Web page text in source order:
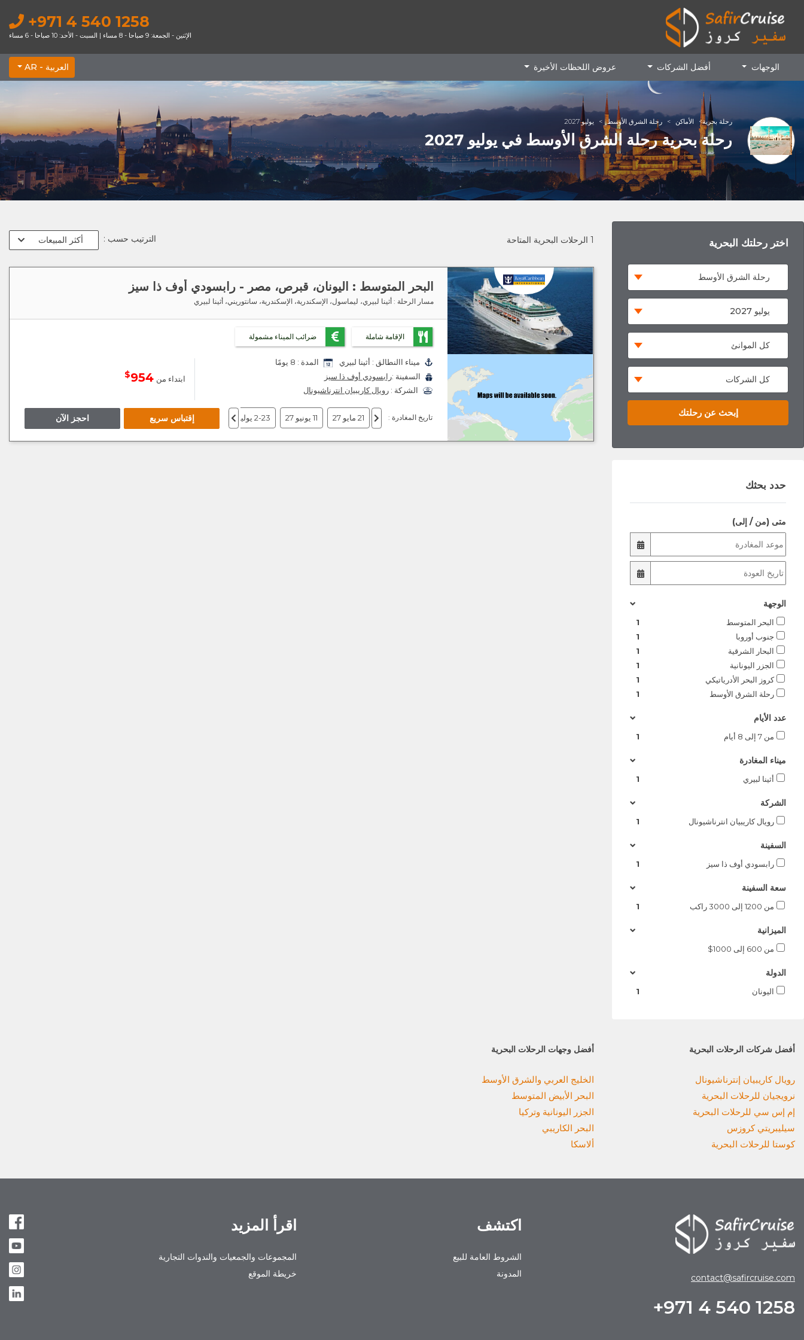
+971 4 540 1258
الإثنين - الجمعة: 9 صباحا - 8 مساء | السبت - الأحد: 10 صباحا - 6 مساء
الوجهات أفضل الشركات عروض اللحظات الأخيرة العربية -
رحلة بحرية الأماكن رحلة الشرق الأوسط يوليو 2027
رحلة بحرية رحلة الشرق الأوسط في يوليو 2027
اختر رحلتك البحرية
إبحث عن رحلتك
حدد بحثك
متى (من / إلى)
الوجهة
البحر المتوسط
1
جنوب أوروبا
1
البحار الشرقية
1
الجزر اليونانية
1
كروز البحر الأدرياتيكي
1
رحلة الشرق الأوسط
1
عدد الأيام
من 7 إلى 8 أيام 1
ميناء المغادرة
أثينا لبيري 1
الشركة
رويال كاريبيان انترناشيونال 1
السفينة
رابسودي أوف ذا سيز 1
سعة السفينة
من 1200 إلى 3000 راكب 1
الميزانية
من 600 إلى 1000$
الدولة
اليونان 1
1 الرحلات البحرية المتاحة الترتيب حسب :
البحر المتوسط : اليونان، قبرص، مصر - رابسودي أوف ذا سيز
مسار الرحلة : أثينا لبيري، ليماسول، الإسكندرية، الإسكندرية، سانتوريني، أثينا لبيري
الإقامة شاملة ضرائب الميناء مشمولة
ميناء االنطالق : أثينا لبيري المدة :
السفينة :رابسودي أوف ذا سيز
الشركة : رويال كاريبيان انترناشيونال
ابتداء من 954
$
احجز الآن إقتباس سريع تاريخ المغادرة : 21 مايو 27 11 يونيو 27 2-23 يوليو 27
أفضل شركات الرحلات البحرية
رويال كاريبيان إنترناشيونال
نرويجيان للرحلات البحرية
إم إس سي للرحلات البحرية
سيليبريتي كروزس
كوستا للرحلات البحرية
أفضل وجهات الرحلات البحرية
الخليج العربي والشرق الأوسط
البحر الأبيض المتوسط
الجزر اليونانية وتركيا
البحر الكاريبي
ألاسكا
contact@safircruise.com
+971 4 540 1258
اكتشف
الشروط العامة للبيع
المدونة
اقرأ المزيد
المجموعات والجمعيات والندوات التجارية
خريطة الموقع